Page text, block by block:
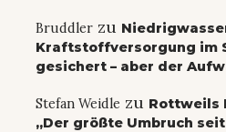
Bruddler zu
Kraftstoffversorgung im
gesichert – aber der
Stefan Weidle zu Rottweils
„Der größte Umbruch